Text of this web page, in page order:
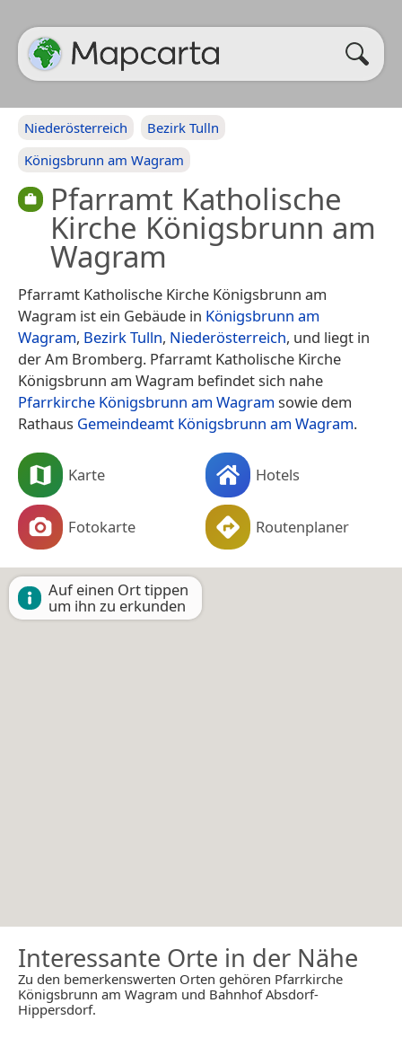
Niederösterreich
Bezirk Tulln
Königsbrunn am Wagram
Pfarramt Katholische
Kirche Königsbrunn am
Wagram
Pfarramt Katholische Kirche Königsbrunn am
Wagram ist ein Gebäude in Königsbrunn am
Wagram, Bezirk Tulln, Niederösterreich, und liegt in
der Am Bromberg. Pfarramt Katholische Kirche
Königsbrunn am Wagram befindet sich nahe
Pfarrkirche Königsbrunn am Wagram sowie dem
Rathaus Gemeindeamt Königsbrunn am Wagram.
Karte Hotels
Fotokarte Routenplaner
Auf einen Ort tippen
um ihn zu erkunden
Interessante Orte in der Nähe
Zu den bemerkenswerten Orten gehören Pfarrkirche
Königsbrunn am Wagram und Bahnhof Absdorf-
Hippersdorf.